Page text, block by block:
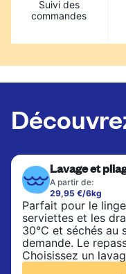
Suivi des
commandes
Lavage et
A partir de:
29,95 €/6kg
Parfait pour le
serviettes et les
30°C et séchés au
demande. Le
Choisissez un